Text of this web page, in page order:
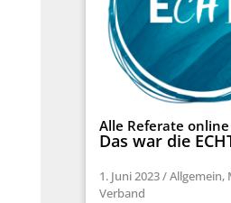
Alle Referate
Das war die
1. Juni 2023/Allgemein,
Verband